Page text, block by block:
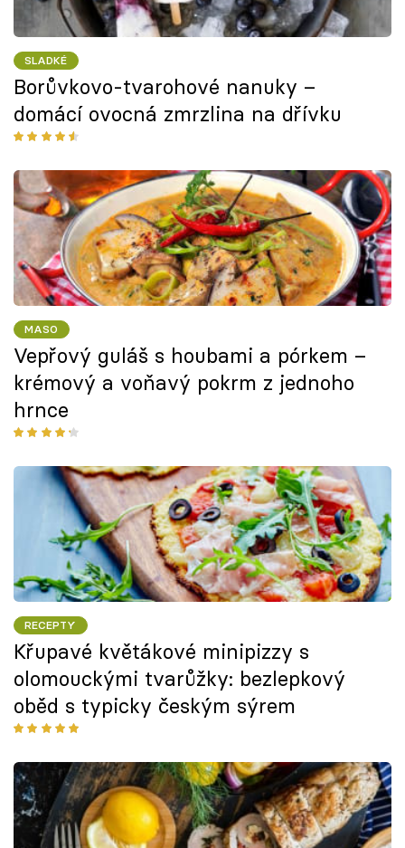
SLADKÉ
Borůvkovo-tvarohové nanuky –
domácí ovocná zmrzlina na dřívku
MASO
Vepřový guláš s houbami a pórkem –
krémový a voňavý pokrm z jednoho
hrnce
RECEPTY
Křupavé květákové minipizzy s
olomouckými tvarůžky: bezlepkový
oběd s typicky českým sýrem